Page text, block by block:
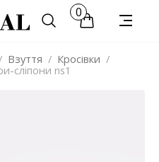
0
Взуття / Кросівки /
сліпони ns1